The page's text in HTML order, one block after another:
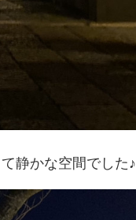
静かな空間でした♪